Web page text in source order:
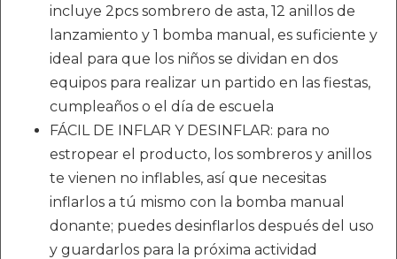
incluye 2pcs sombrero de asta, 12 anillos de
lanzamiento y 1 bomba manual, es suficiente y
ideal para que los niños se dividan en dos
equipos para realizar un partido en las fiestas,
cumpleaños o el día de escuela
FÁCIL DE INFLAR Y DESINFLAR: para no
estropear el producto, los sombreros y anillos
te vienen no inflables, así que necesitas
inflarlos a tú mismo con la bomba manual
donante; puedes desinflarlos después del uso
y guardarlos para la próxima actividad